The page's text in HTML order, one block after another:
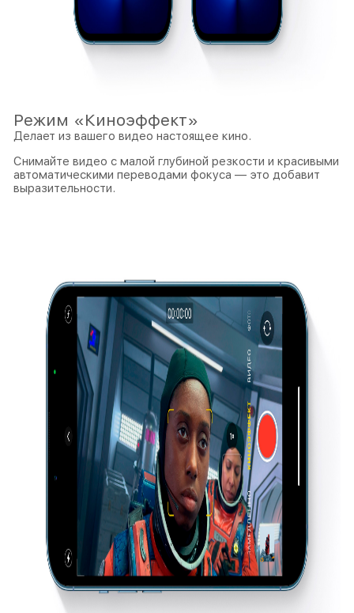
Режим «Киноэффект»
Делает из вашего видео настоящее кино.
Снимайте видео с малой глубиной резкости и красивыми
автоматическими переводами фокуса — это добавит
выразительности.